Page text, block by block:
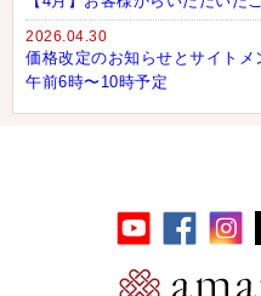
2026.04.30
価格改定のお知らせとサイト
午前6時〜10時予定